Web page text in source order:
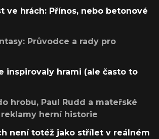
ve hrách: Přínos, nebo betonové
Průvodce a rady pro
inspirovaly hrami (ale často to
hrobu, Paul Rudd a mateřské
herní historie
není totéž jako střílet v reálném